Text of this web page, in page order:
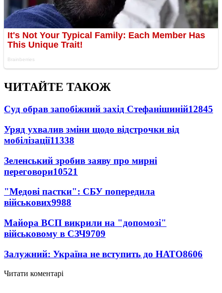
ЧИТАЙТЕ ТАКОЖ
Суд обрав запобіжний захід Стефанішиній12845
Уряд ухвалив зміни щодо відстрочки від
мобілізації11338
Зеленський зробив заяву про мирні
переговори10521
"Медові пастки": СБУ попередила
військових9988
Майора ВСП викрили на "допомозі"
військовому в СЗЧ9709
Залужний: Україна не вступить до НАТО8606
Читати коментарі